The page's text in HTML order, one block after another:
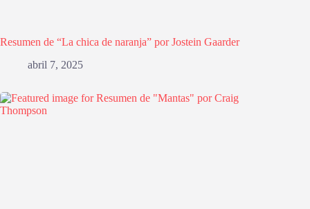
Resumen de “La chica de naranja” por Jostein Gaarder
abril 7, 2025